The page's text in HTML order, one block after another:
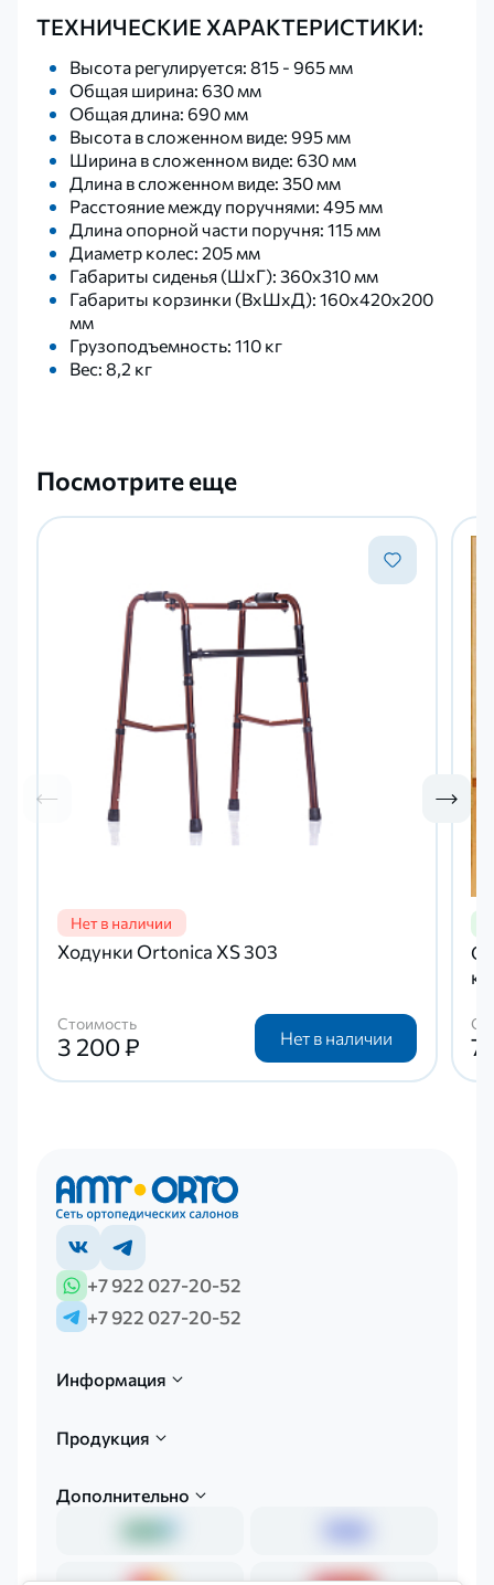
ТЕХНИЧЕСКИЕ ХАРАКТЕРИСТИКИ:
Высота регулируется: 815 - 965 мм
Общая ширина: 630 мм
Общая длина: 690 мм
Высота в сложенном виде: 995 мм
Ширина в сложенном виде: 630 мм
Длина в сложенном виде: 350 мм
Расстояние между поручнями: 495 мм
Длина опорной части поручня: 115 мм
Диаметр колес: 205 мм
Габариты сиденья (ШхГ): 360х310 мм
Габариты корзинки (ВхШхД): 160х420х200
мм
Грузоподъемность: 110 кг
Вес: 8,2 кг
Посмотрите еще
Ходунки Ortonica XS 303
Стоимость
3 200 ₽ Нет в наличии 7
+7 922 027-20-52
+7 922 027-20-52
Информация
Продукция
Дополнительно